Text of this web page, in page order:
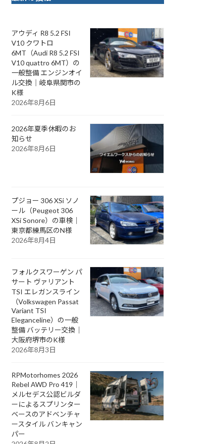
アウディ R8 5.2 FSI
V10 クワトロ
6MT（Audi R8 5.2 FSI
V10 quattro 6MT）の
一般整備 エンジンオイ
ル交換｜岐阜県関市の
K様
2026年8月6日
2026年夏季休暇のお
知らせ
2026年8月6日
プジョー 306 XSi ソノ
ール（Peugeot 306
XSi Sonore）の車検｜
東京都練馬区のN様
2026年8月4日
フォルクスワーゲン パ
サート ヴァリアント
TSI エレガンスライン
（Volkswagen Passat
Variant TSI
Eleganceline）の一般
整備 バッテリー交換｜
大阪府堺市のK様
2026年8月3日
RPMotorhomes 2026
Rebel AWD Pro 419｜
メルセデス公認ビルダ
ーによるスプリンター
ベースのアドベンチャ
ースタイル バンキャン
パー